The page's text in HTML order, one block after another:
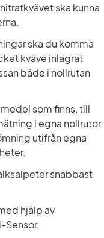
ska kunna
ska du komma
kväve inlagrat
både i nollrutan
som finns, till
i egna nollrutor.
utifrån egna
snabbast
hjälp av
Sensor.